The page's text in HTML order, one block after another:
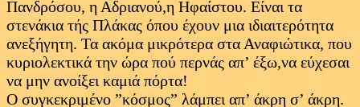
Πανδρόσου, η Αδριανού,η Ηφαίστου. Είναι τα
στενάκια τής Πλάκας όπου έχουν μια ιδιαιτερότητα
ανεξήγητη. Τα ακόμα μικρότερα στα Αναφιώτικα, που
κυριολεκτικά την ώρα πού περνάς απ’ έξω,να εύχεσαι
να μην ανοίξει καμιά πόρτα!
Ο συγκεκριμένο ”κόσμος” λάμπει απ’ άκρη σ’ άκρη.